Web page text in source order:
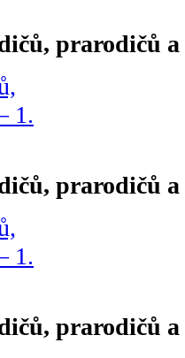
prarodičů a
prarodičů a
prarodičů a